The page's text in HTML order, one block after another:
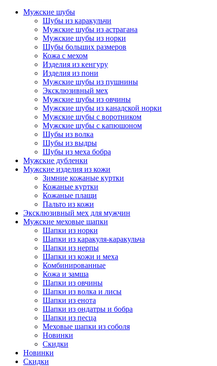
Мужские шубы
Шубы из каракульчи
Мужские шубы из астрагана
Мужские шубы из норки
Шубы больших размеров
Кожа с мехом
Изделия из кенгуру
Изделия из пони
Мужские шубы из пушнины
Эксклюзивный мех
Мужские шубы из овчины
Мужские шубы из канадской норки
Мужские шубы с воротником
Мужские шубы с капюшоном
Шубы из волка
Шубы из выдры
Шубы из меха бобра
Мужские дубленки
Мужские изделия из кожи
Зимние кожаные куртки
Кожаные куртки
Кожаные плащи
Пальто из кожи
Эксклюзивный мех для мужчин
Мужские меховые шапки
Шапки из норки
Шапки из каракуля-каракульча
Шапки из нерпы
Шапки из кожи и меха
Комбинированные
Кожа и замша
Шапки из овчины
Шапки из волка и лисы
Шапки из енота
Шапки из ондатры и бобра
Шапки из песца
Меховые шапки из соболя
Новинки
Скидки
Новинки
Скидки